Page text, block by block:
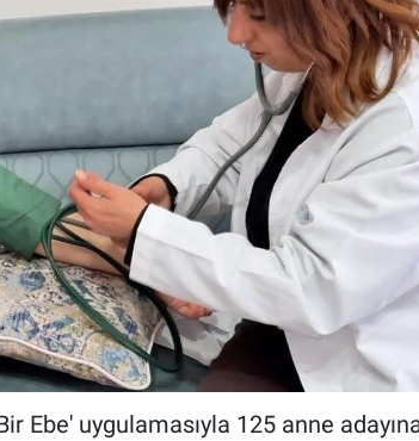
Ebe' uygulamasıyla 125 anne